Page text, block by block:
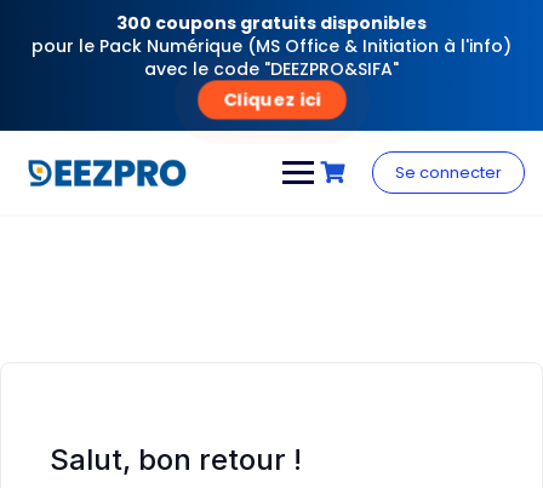
300 coupons gratuits disponibles
pour le Pack Numérique (MS Office & Initiation à l'info)
avec le code "DEEZPRO&SIFA"
Cliquez ici
content
Se connecter
Salut, bon retour !